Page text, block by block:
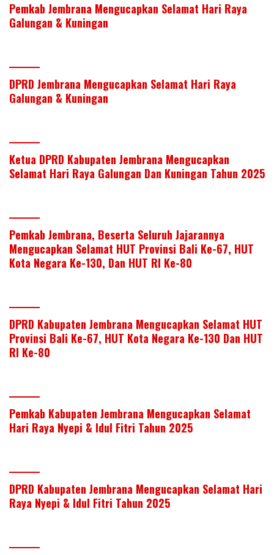
er e b
k
s
p
e
Pemkab Jembrana Mengucapkan Selamat Hari Raya
Galungan & Kuningan
DPRD Jembrana Mengucapkan Selamat Hari Raya
Galungan & Kuningan
Ketua DPRD Kabupaten Jembrana Mengucapkan
Selamat Hari Raya Galungan Dan Kuningan Tahun 2025
Pemkab Jembrana, Beserta Seluruh Jajarannya
Mengucapkan Selamat HUT Provinsi Bali Ke-67, HUT
Kota Negara Ke-130, Dan HUT RI Ke-80
DPRD Kabupaten Jembrana Mengucapkan Selamat HUT
Provinsi Bali Ke-67, HUT Kota Negara Ke-130 Dan HUT
RI Ke-80
Pemkab Kabupaten Jembrana Mengucapkan Selamat
Hari Raya Nyepi & Idul Fitri Tahun 2025
DPRD Kabupaten Jembrana Mengucapkan Selamat Hari
Raya Nyepi & Idul Fitri Tahun 2025